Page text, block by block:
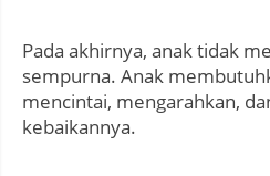
Pada akhirnya, anak tidak
sempurna. Anak
mencintai, mengarahkan,
kebaikannya.